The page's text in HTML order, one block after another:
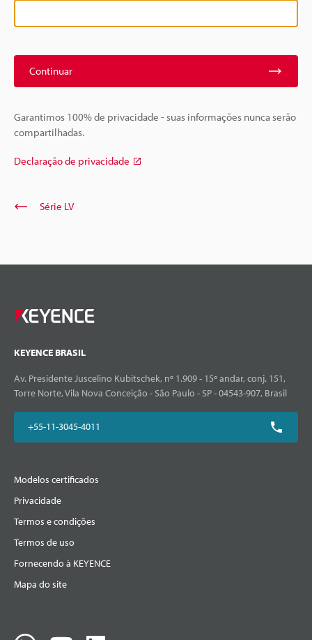
Continuar
Garantimos 100% de privacidade - suas informações nunca serão
compartilhadas.
Declaração de privacidade
Série LV
KEYENCE BRASIL
Av. Presidente Juscelino Kubitschek, nº 1.909 - 15º andar, conj. 151,
Torre Norte, Vila Nova Conceição - São Paulo - SP - 04543-907, Brasil
+55-11-3045-4011
Modelos certificados
Privacidade
Termos e condições
Termos de uso
Fornecendo à KEYENCE
Mapa do site